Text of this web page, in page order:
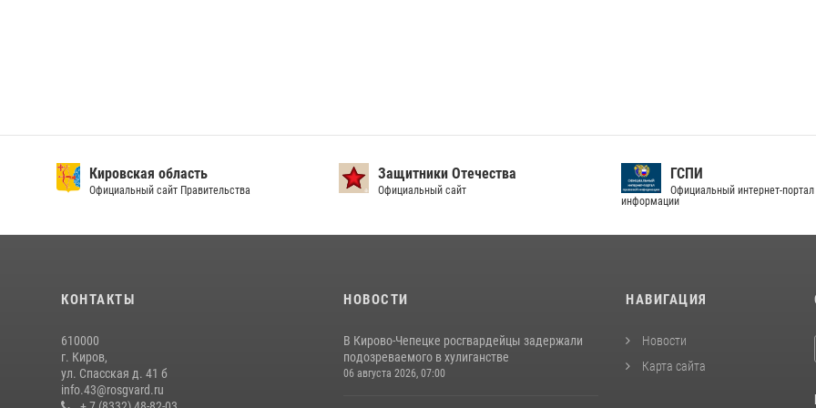
Кировская область
Официальный сайт Правительства
Защитники Отечества
Официальный сайт
ГСПИ
Официальный интернет-
информации
КОНТАКТЫ
610000
г. Киров,
ул. Спасская д. 41 б
info.43@rosgvard.ru
НОВОСТИ
В Кирово-Чепецке росгвардейцы задержали
подозреваемого в хулиганстве
06 августа 2026, 07:00
НАВИГАЦИЯ
Новости
Карта сайта